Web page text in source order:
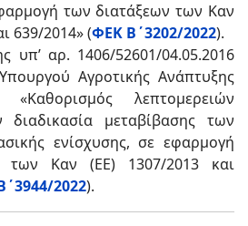
των διατάξεων των Kαν
639/2014» (ΦΕΚ Β΄3202/2022).
υπ’ αρ. 1406/52601/04.05.2016
Αγροτικής Ανάπτυξης
λεπτομερειών
διαδικασία μεταβίβασης των
ενίσχυσης, σε εφαρμογή
των Καν (ΕΕ) 1307/2013 και
2022).